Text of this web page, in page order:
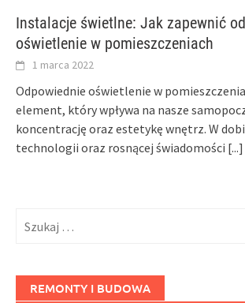
Instalacje świetlne: Jak zapewnić
oświetlenie w pomieszczeniach
1 marca 2022
Odpowiednie oświetlenie w
element, który wpływa na nasze
koncentrację oraz estetykę wnętrz. W
technologii oraz rosnącej świadomości [...]
REMONTY I BUDOWA